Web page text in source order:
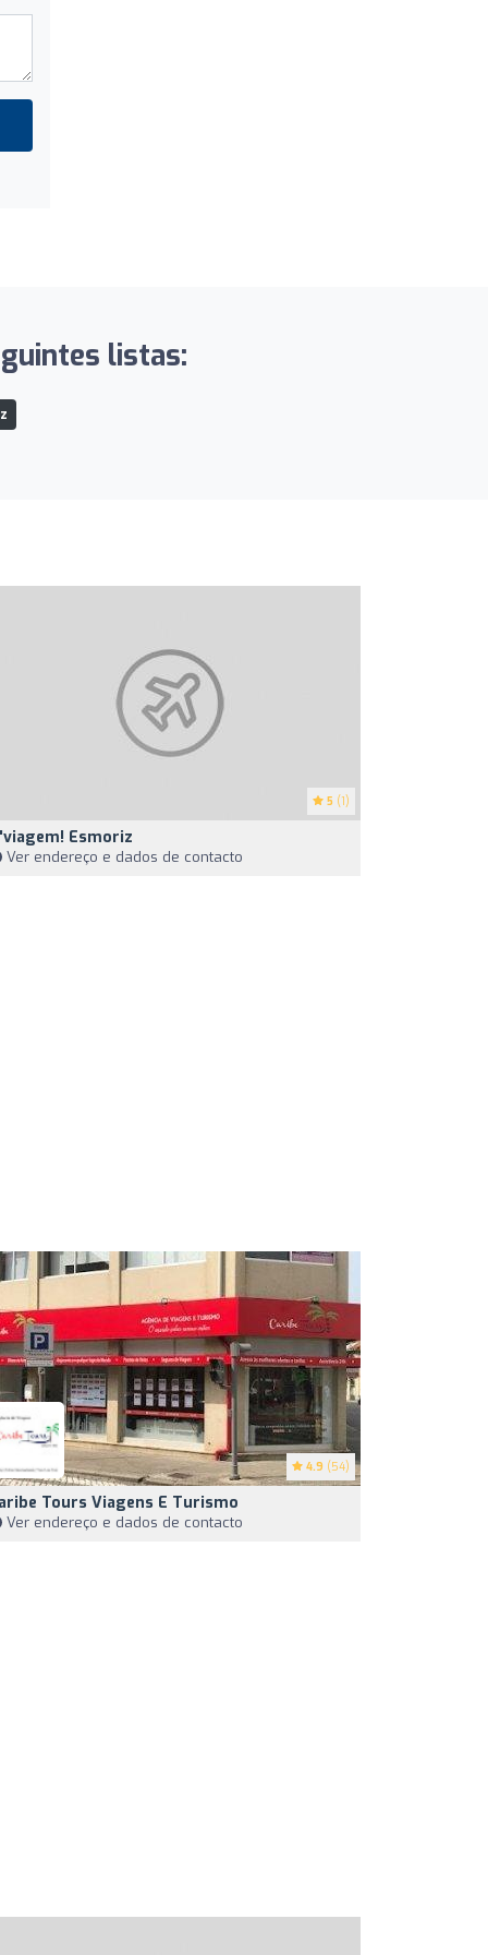
listas:
5 (1)
Esmoriz
Ver endereço e dados de contacto
4.9 (54)
Tours Viagens E Turismo
Ver endereço e dados de contacto